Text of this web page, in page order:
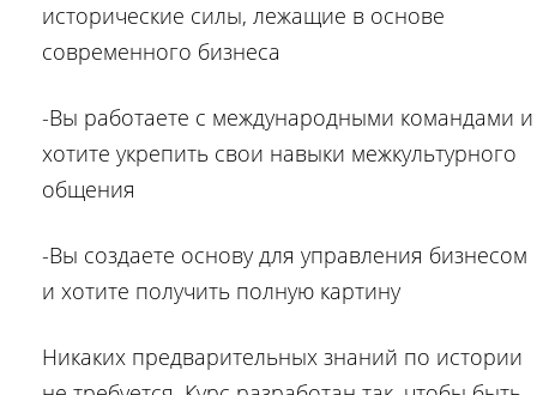
исторические силы, лежащие в основе
современного бизнеса
-Вы работаете с международными командами и
хотите укрепить свои навыки межкультурного
общения
-Вы создаете основу для управления бизнесом
и хотите получить полную картину
Никаких предварительных знаний по истории